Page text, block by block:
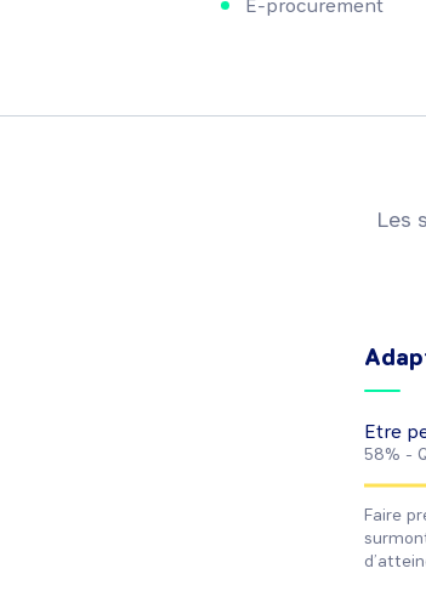
E-procurement
Les
Etre
58% -
Faire